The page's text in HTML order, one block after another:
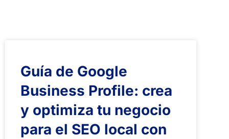
Guía de Google
Business Profile: crea
y optimiza tu negocio
para el SEO local con